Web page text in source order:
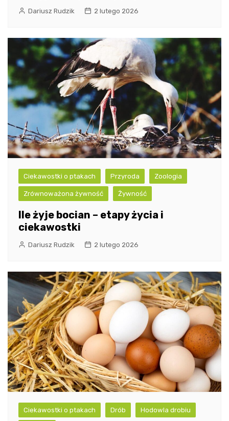
Dariusz Rudzik 2 lutego 2026
Ciekawostki o ptakach Przyroda Zoologia
Zrównoważona żywność Żywność
Ile żyje bocian – etapy życia i
ciekawostki
Dariusz Rudzik 2 lutego 2026
Ciekawostki o ptakach Drób Hodowla drobiu